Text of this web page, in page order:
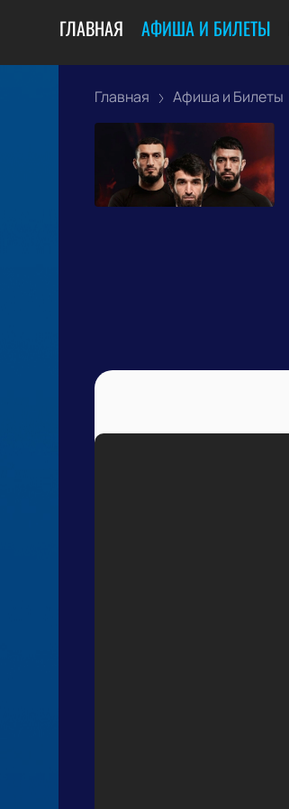
ГЛАВНАЯ АФИША И БИЛЕТЫ
Главная Афиша и Билеты